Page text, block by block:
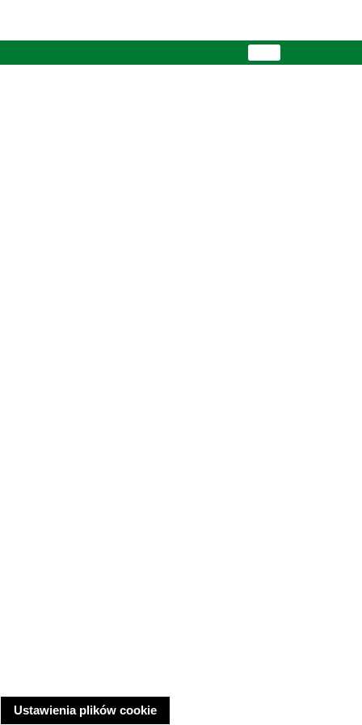
Ustawienia plików cookie